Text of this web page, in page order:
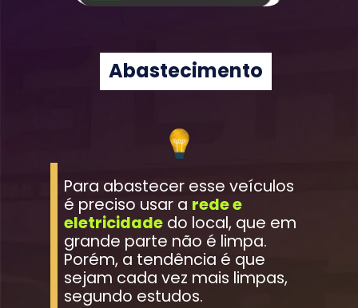
Para abastecer esse veículos
é preciso usar a rede e
eletricidade do local, que em
grande parte não é limpa.
Porém, a tendência é que
sejam cada vez mais limpas,
segundo estudos.
Abastecimento